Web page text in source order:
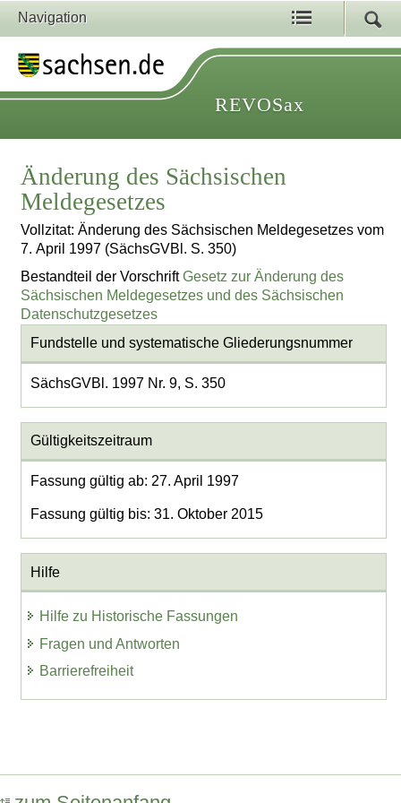
Navigation
REVOSax
Änderung des Sächsischen
Meldegesetzes
Vollzitat: Änderung des Sächsischen Meldegesetzes vom
7. April 1997 (SächsGVBl. S. 350)
Bestandteil der VorschriftGesetz zur Änderung des
Sächsischen Meldegesetzes und des Sächsischen
Datenschutzgesetzes
Fundstelle und systematische Gliederungsnummer
SächsGVBl. 1997 Nr. 9, S. 350
Gültigkeitszeitraum
Fassung gültig ab: 27. April 1997
Fassung gültig bis: 31. Oktober 2015
Hilfe
Hilfe zu Historische Fassungen
Fragen und Antworten
Barrierefreiheit